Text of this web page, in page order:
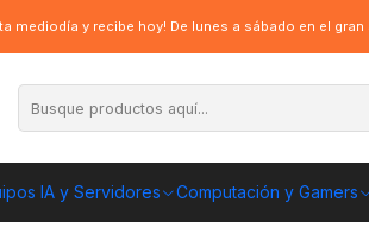
IA y Servidores Computación y Gamers
mediodía y recibe hoy! De lunes a sábado en el
Neo Forza Nvidia GTX 1660 Super 6GB GDDR6